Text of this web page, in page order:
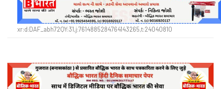
xr:d:DAF_abh72QY:31,j:7614885284764143265,t:24040810